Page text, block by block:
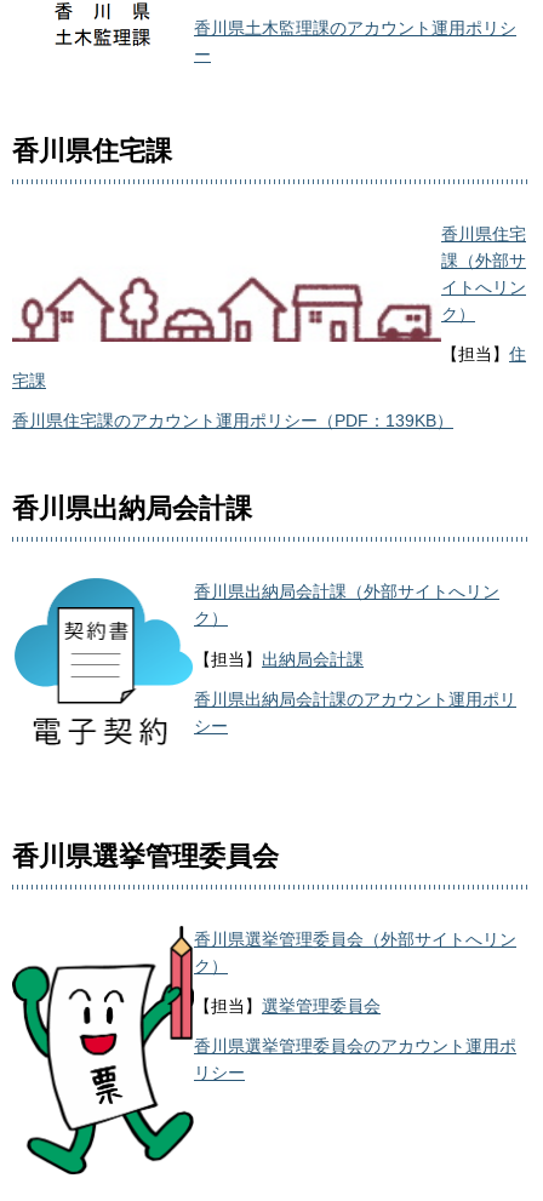
香川県土木監理課のアカウント運用ポリシ
ー
香川県住宅課
香川県住宅
課（外部サ
イトへリン
ク）
【担当】 住
宅課
香川県住宅課のアカウント運用ポリシー（PDF：139KB）
香川県出納局会計課
香川県出納局会計課（外部サイトへリン
ク）
【担当】 出納局会計課
香川県出納局会計課のアカウント運用ポリ
シー
香川県選挙管理委員会
香川県選挙管理委員会（外部サイトへリン
ク）
【担当】 選挙管理委員会
香川県選挙管理委員会のアカウント運用ポ
リシー